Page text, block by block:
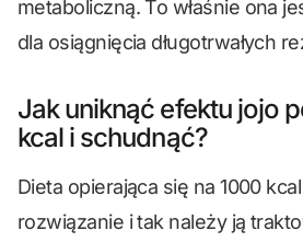
metaboliczną. To właśnie ona
dla osiągnięcia długotrwałych
Jak uniknąć efektu jojo
kcal i schudnąć?
Dieta opierająca się na 1000
rozwiązanie i tak należy ją